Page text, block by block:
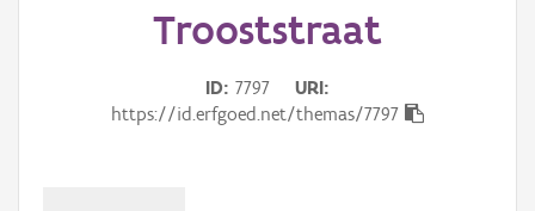
Trooststraat
ID 7797
URI
https://id.erfgoed.net/themas/7797